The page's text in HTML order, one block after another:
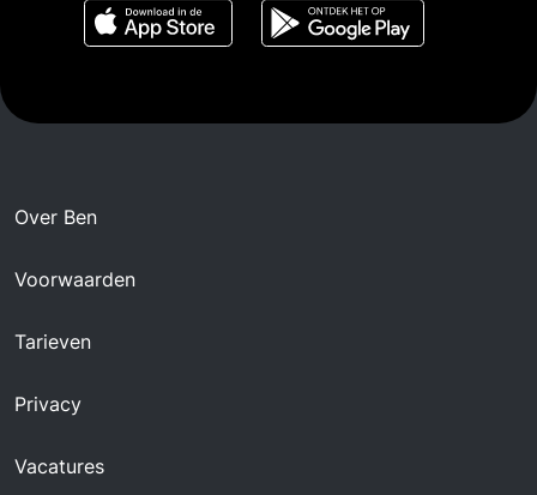
Over Ben
Voorwaarden
Tarieven
Privacy
Vacatures